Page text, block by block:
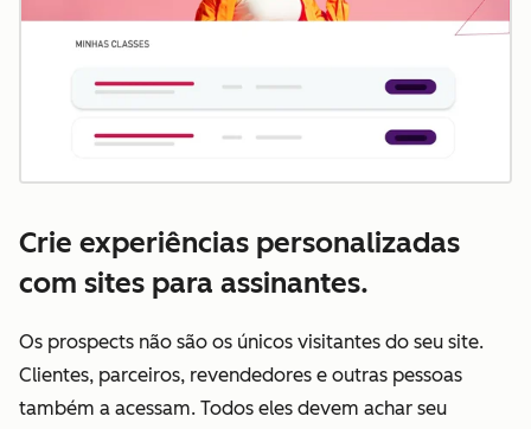
Crie experiências personalizadas
com sites para assinantes.
Os prospects não são os únicos visitantes do seu site.
Clientes, parceiros, revendedores e outras pessoas
também a acessam. Todos eles devem achar seu